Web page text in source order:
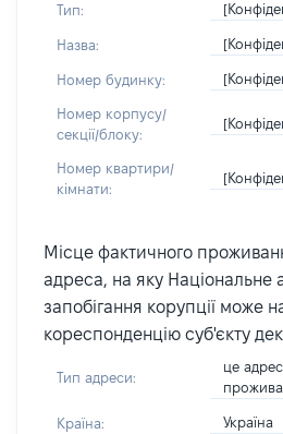
Тип:
Назва:
Номер будинку:
Номер корпусу/
секції/блоку:
Номер квартири/
кімнати:
Місце фактичного
адреса, на яку Національне
запобігання корупції може
кореспонденцію суб'єкту
Тип адреси:
це
Країна: Україна